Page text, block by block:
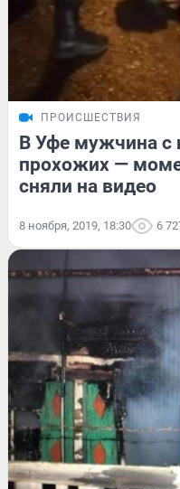
ПРОИСШЕСТВИЯ
В Уфе мужчина с
прохожих —
сняли на видео
8 ноября, 2019, 18:30 6